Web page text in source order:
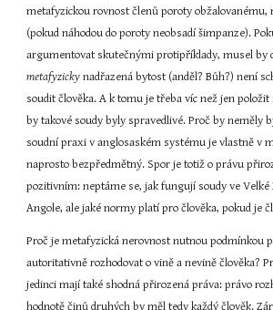
metafyzickou rovnost členů poroty obžalovanému,
(pokud náhodou do poroty neobsadí šimpanze).
metafyzicky nadřazená bytost (anděl? Bůh?) není
soudit člověka. A k tomu je třeba víc než jen
by takové soudy byly spravedlivé. Proč by neměly
soudní praxi v anglosaském systému je vlastně v
naprosto bezpředmětný. Spor je totiž o právu
pozitivním: neptáme se, jak fungují soudy ve
Angole, ale jaké normy platí pro člověka, pokud je
Proč je metafyzická nerovnost nutnou podmínkou
autoritativně rozhodovat o vině a nevině člověka?
jedinci mají také shodná přirozená práva: právo
hodnotě činů druhých by měl tedy každý člověk.